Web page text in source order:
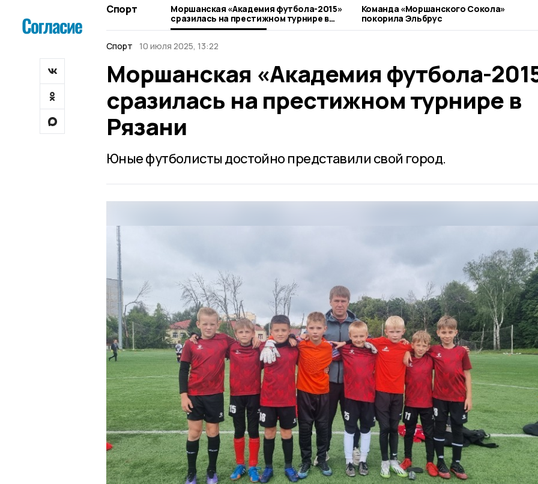
Спорт
Моршанская «Академия футбола-2015»
сразилась на престижном турнире в
Рязани
Команда «Моршанского Сокола»
покорила Эльбрус
Спорт 10 июля 2025, 13:22
Моршанская «Академия футбола-
сразилась на престижном турнире в
Рязани
Юные футболисты достойно представили свой город.